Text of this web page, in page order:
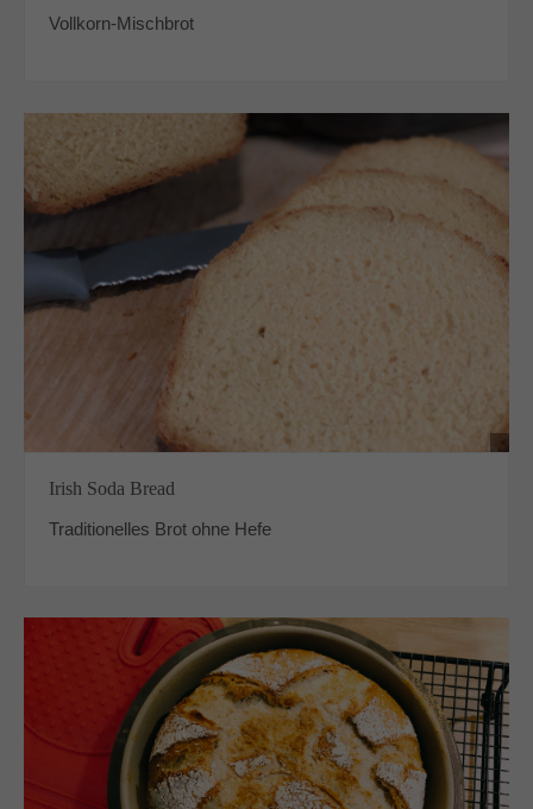
Vollkorn-Mischbrot
Irish Soda Bread
Traditionelles Brot ohne Hefe